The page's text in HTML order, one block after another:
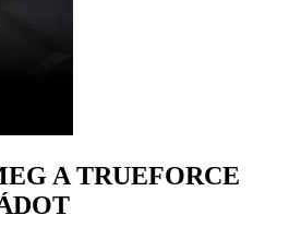
A TRUEFORCE